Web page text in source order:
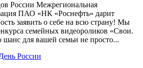
России Межрегиональная
ПАО «НК «Роснефть» дарит
заявить о себе на всю страну! Мы
семейных видеороликов «Свои.
для вашей семьи не просто...
России